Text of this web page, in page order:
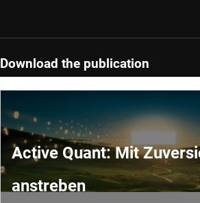
Download the publication
Active Quant: Mit
anstreben